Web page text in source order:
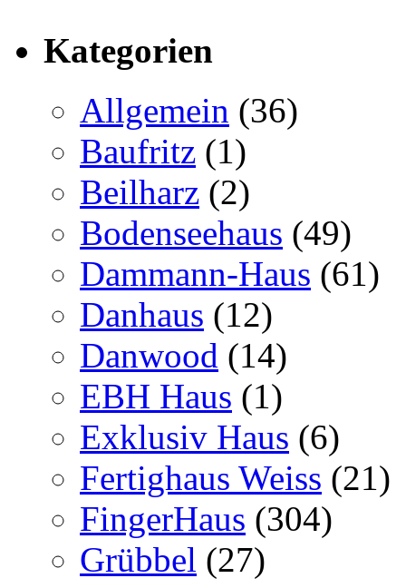
Kategorien
Allgemein (36)
Baufritz (1)
Beilharz (2)
Bodenseehaus (49)
Dammann-Haus (61)
Danhaus (12)
Danwood (14)
EBH Haus (1)
Exklusiv Haus (6)
Fertighaus Weiss (21)
FingerHaus (304)
Grübbel (27)